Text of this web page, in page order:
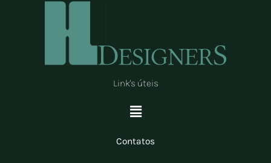
Link's úteis
Menu
Contatos